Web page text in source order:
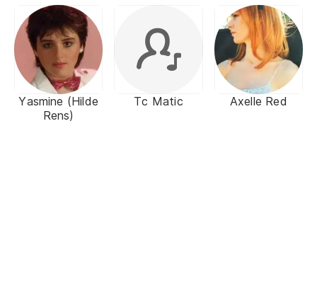
Yasmine (Hilde
Rens)
Tc Matic Axelle Red